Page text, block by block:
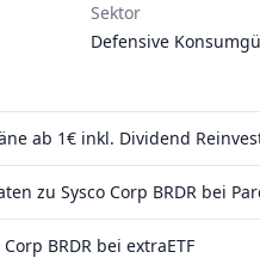
Sektor
Defensive
ab 1€ inkl. Dividend
zu Sysco Corp BRDR bei
BRDR bei extraETF